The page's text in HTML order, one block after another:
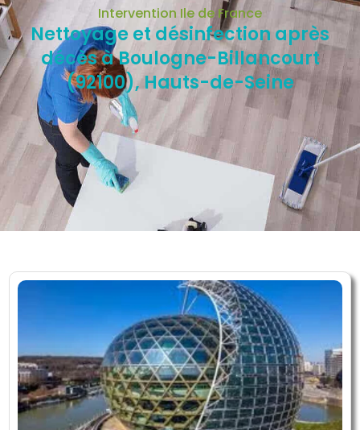
Intervention Ile de France
Nettoyage et désinfection après
décès à Boulogne-Billancourt
(92100), Hauts-de-Seine